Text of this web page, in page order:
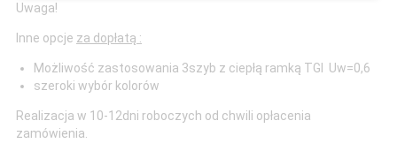
Uwaga!
Inne opcje za dopłatą :
Możliwość zastosowania 3szyb z ciepłą ramką TGI Uw=0,6
szeroki wybór kolorów
Realizacja w 10-12dni roboczych od chwili opłacenia
zamówienia.